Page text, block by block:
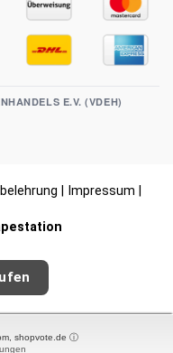
E.V. (VDEH)
Impressum
shopvote.de ⓘ